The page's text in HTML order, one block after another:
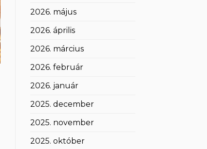
2026. május
2026. április
2026. március
2026. február
2026. január
2025. december
2025. november
2025. október